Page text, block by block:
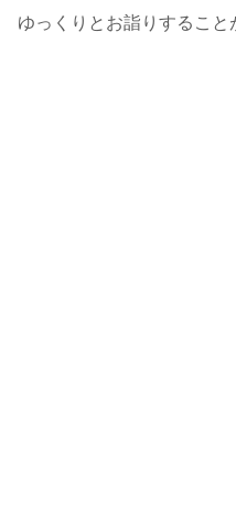
ゆっくりとお詣りすること